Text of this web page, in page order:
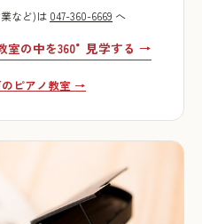
など)は 047-360-6669 へ
室の中を360°見学する →
ピアノ教室 →